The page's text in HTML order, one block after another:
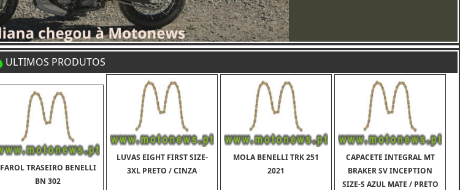
ULTIMOS PRODUTOS
FAROL TRASEIRO BENELLI
BN 302
LUVAS EIGHT FIRST SIZE-
3XL PRETO / CINZA
MOLA BENELLI TRK 251
2021
CAPACETE INTEGRAL MT
BRAKER SV INCEPTION
SIZE-S AZUL MATE / PRETO